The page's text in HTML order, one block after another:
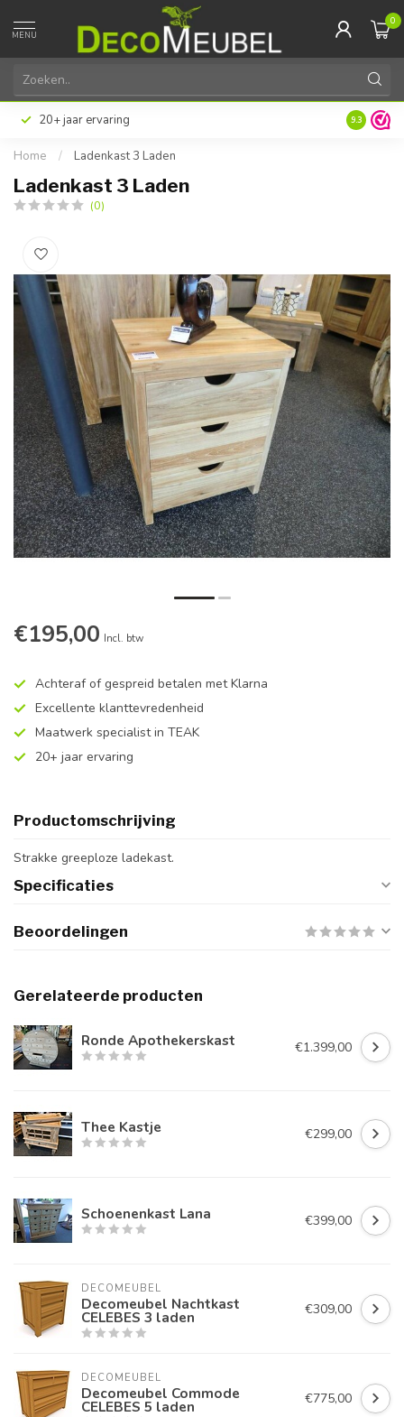
MENU
0
20+ jaar ervaring 9.3
Home / Ladenkast 3 Laden
Ladenkast 3 Laden
(0)
€195,00 Incl. btw
Achteraf of gespreid betalen met Klarna
Excellente klanttevredenheid
Maatwerk specialist in TEAK
20+ jaar ervaring
Productomschrijving
Strakke greeploze ladekast.
Specificaties
Beoordelingen
Gerelateerde producten
Ronde Apothekerskast €1.399,00
Thee Kastje €299,00
Schoenenkast Lana €399,00
DECOMEUBEL
Decomeubel Nachtkast
CELEBES 3 laden €309,00
DECOMEUBEL
Decomeubel Commode
CELEBES 5 laden €775,00